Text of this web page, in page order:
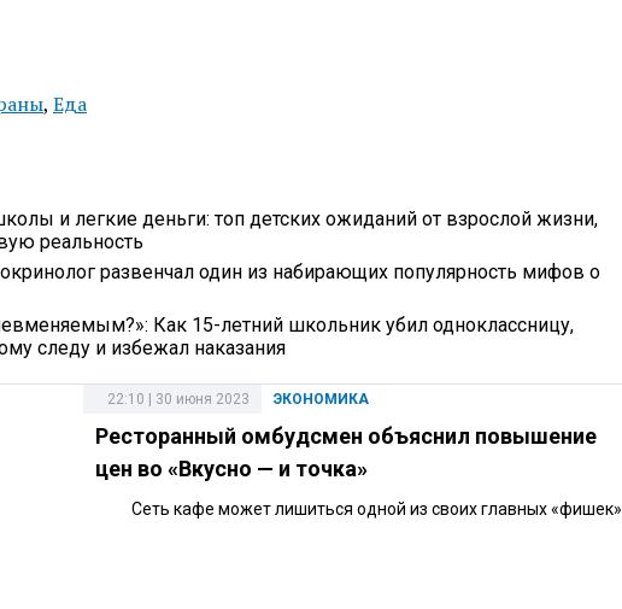
, Еда
и легкие деньги: топ детских ожиданий от взрослой жизни,
реальность
развенчал один из набирающих популярность мифов о
Как 15-летний школьник убил одноклассницу,
следу и избежал наказания
ЭКОНОМИКА
22:10 | 30 июня 2023
Ресторанный омбудсмен объяснил повышение
цен во «Вкусно — и точка»
Сеть кафе может лишиться одной из своих главных «фишек».